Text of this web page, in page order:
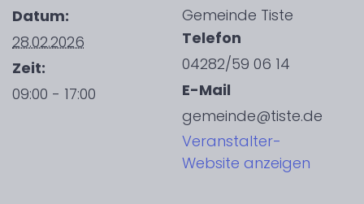
Datum:
28.02.2026
Zeit:
09:00 - 17:00
Gemeinde Tiste
Telefon
04282/59 06 14
E-Mail
gemeinde@tiste.de
Veranstalter-
Website anzeigen